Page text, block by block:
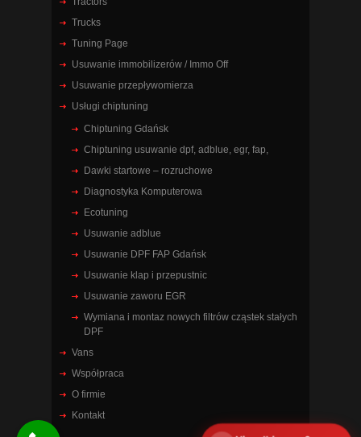
Trucks
Tuning Page
Usuwanie immobilizerów / Immo Off
Usuwanie przepływomierza
Usługi chiptuning
Chiptuning Gdańsk
Chiptuning usuwanie dpf, adblue, egr, fap,
Dawki startowe – rozruchowe
Diagnostyka Komputerowa
Ecotuning
Usuwanie adblue
Usuwanie DPF FAP Gdańsk
Usuwanie klap i przepustnic
Usuwanie zaworu EGR
Wymiana i montaz nowych filtrów cząstek stałych
DPF
Vans
Współpraca
O firmie
Kontakt